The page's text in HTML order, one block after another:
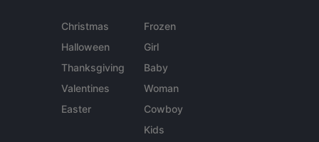
Christmas
Halloween
Thanksgiving
Valentines
Easter
Frozen
Girl
Baby
Woman
Cowboy
Kids